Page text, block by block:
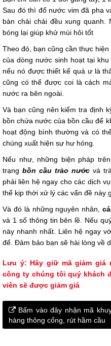
Sau đó thì đổ nước vim đã pha
bàn chải chải đều xung quanh.
bóng lại giúp khử mùi hôi tốt
Theo đó, bạn cũng cần thực
của dòng nước sinh hoạt tại
nếu nó được thiết kế quá ư là
cũng có thể được coi là cách
nước ra bên ngoài.
Và bạn cũng nên kiểm tra định
bồn chứa nước của bồn cầu để
hoạt động bình thường và có
chúng xuất hiện sự hư hỏng.
Nếu như, những biện pháp
trạng bồn cầu trào nướcvà
phải liên hệ ngay cho các dịch
thể kịp thời xử lý các vấn đề này
Và đó là những nguyên nhân,
và 1 số thông tin bên lề. Nếu
này nhanh nhất. Liên hệ ngay
để. Đảm bảo bạn sẽ hài lòng về
Lưu ý: Hãy giữ mã giảm
công ty chúng tôi quý khách
viên sẽ được giảm giá
Bấm vào đây nhận mã
hàng thông cống, rút hầm cầu